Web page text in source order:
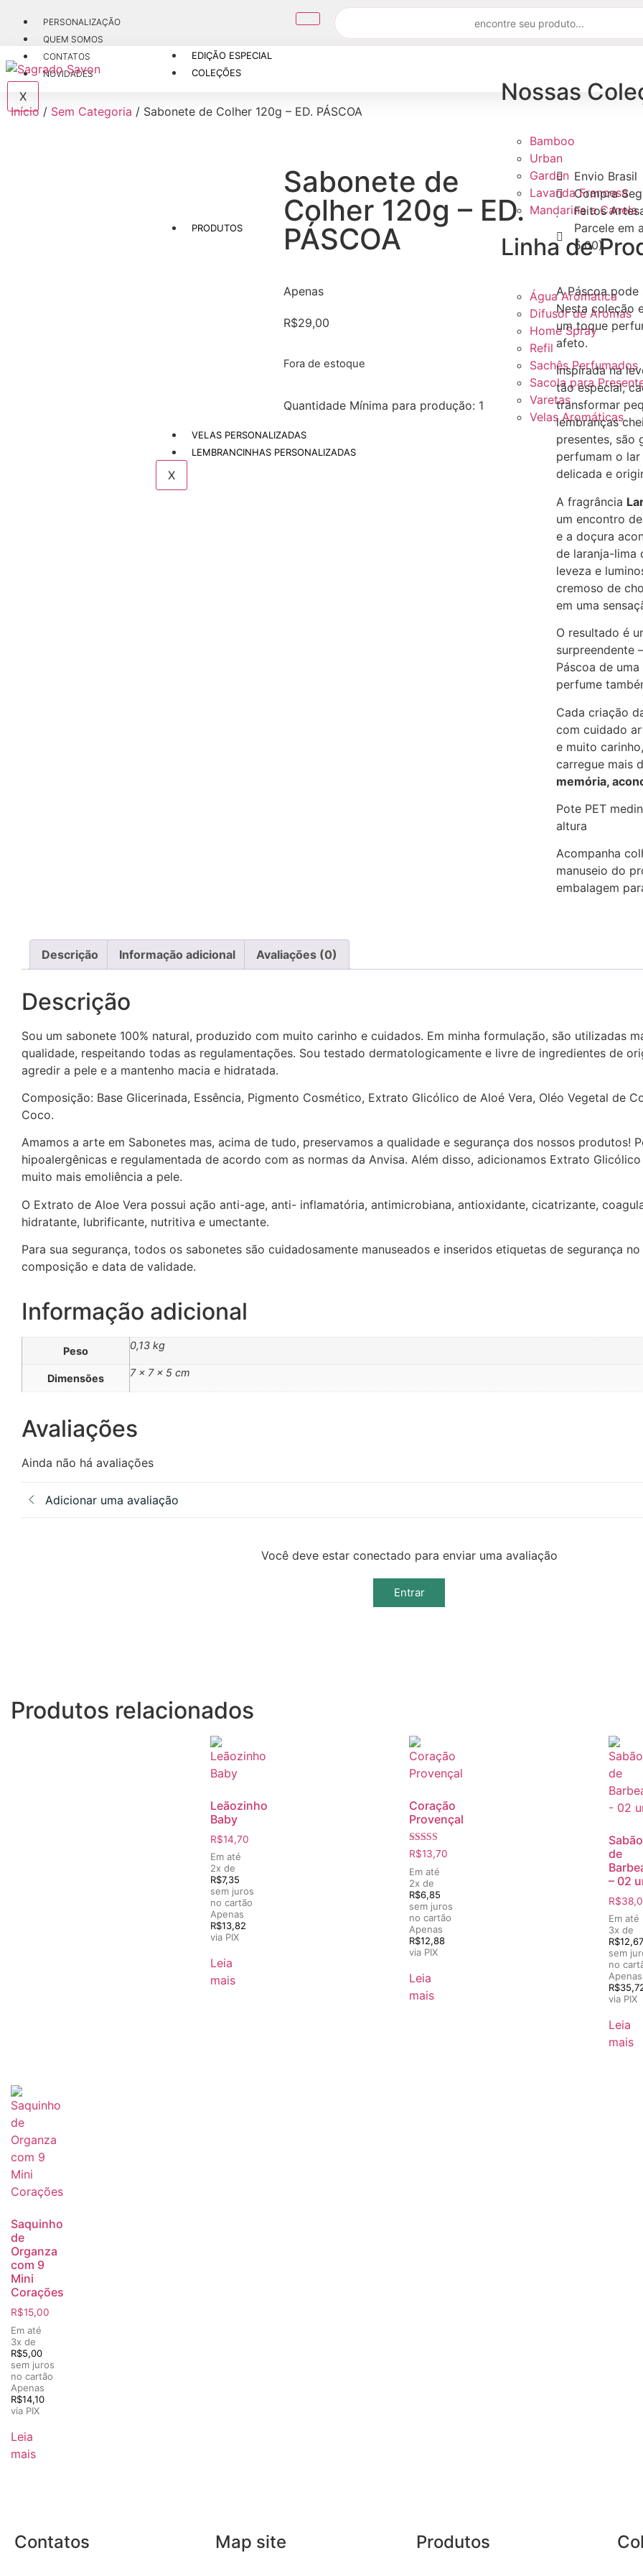
PERSONALIZAÇÃO
QUEM SOMOS
CONTATOS
NOVIDADES
X
EDIÇÃO ESPECIAL
COLEÇÕES
Nossas
Bamboo
Urban
Garden
Lavanda Francesa
Mandarina e Canela
PRODUTOS
Linha de
Água Aromática
Difusor de Aromas
Home Spray
Refil
Sachês Perfumados
Sacola para
Varetas
Velas Aromáticas
VELAS PERSONALIZADAS
LEMBRANCINHAS PERSONALIZADAS
X
Início / Sem Categoria / Sabonete de Colher 120g – ED. PÁSCOA
Sabonete de
Colher 120g – ED.
PÁSCOA
Apenas
R$29,00
Fora de estoque
Quantidade Mínima para produção: 1
Envio Brasil
Compra
Feitos
Parcele em
5,00)
A Páscoa pode
Nesta coleção
um toque
afeto.
Inspirada na
tão especial,
transformar
lembranças
presentes, são
perfumam o
delicada e
A fragrância
um encontro
e a doçura
de laranja-lima
leveza e
cremoso de
em uma
O resultado é
surpreendente
Páscoa de
perfume
Cada criação
com cuidado
e muito
carregue mais
memória,
Pote PET
altura
Acompanha
manuseio do
embalagem
Descrição Informação adicional Avaliações (0)
Descrição
Sou um sabonete 100% natural, produzido com muito carinho e cuidados. Em minha formulação, são utilizadas
qualidade, respeitando todas as regulamentações. Sou testado dermatologicamente e livre de ingredientes de
agredir a pele e a mantenho macia e hidratada.
Composição: Base Glicerinada, Essência, Pigmento Cosmético, Extrato Glicólico de Aloé Vera, Oléo Vegetal de
Coco.
Amamos a arte em Sabonetes mas, acima de tudo, preservamos a qualidade e segurança dos nossos produtos!
hipoalergênicas e regulamentada de acordo com as normas da Anvisa. Além disso, adicionamos Extrato
muito mais emoliência a pele.
O Extrato de Aloe Vera possui ação anti-age, anti- inflamatória, antimicrobiana, antioxidante, cicatrizante,
hidratante, lubrificante, nutritiva e umectante.
Para sua segurança, todos os sabonetes são cuidadosamente manuseados e inseridos etiquetas de segurança
composição e data de validade.
Informação adicional
Peso 0,13 kg
Dimensões 7 × 7 × 5 cm
Avaliações
Ainda não há avaliações
Adicionar uma avaliação
Você deve estar conectado para enviar uma avaliação
Entrar
Produtos relacionados
Leãozinho
Baby
R$14,70
Em até
2x de
R$7,35
sem juros
no cartão
Apenas
R$13,82
via PIX
Leia
mais
Coração
Provençal
Avaliação
5.00
de 5
R$13,70
Em até
2x de
R$6,85
sem juros
no cartão
Apenas
R$12,88
via PIX
Leia
mais
Sabão
de
– 02
R$
Em até
3x de
R$12,67
sem
no
Apenas
R$
via PIX
Leia
mais
Saquinho
de
Organza
com 9
Mini
Corações
R$15,00
Em até
3x de
R$5,00
sem juros
no cartão
Apenas
R$14,10
via PIX
Leia
mais
Contatos Map site Produtos